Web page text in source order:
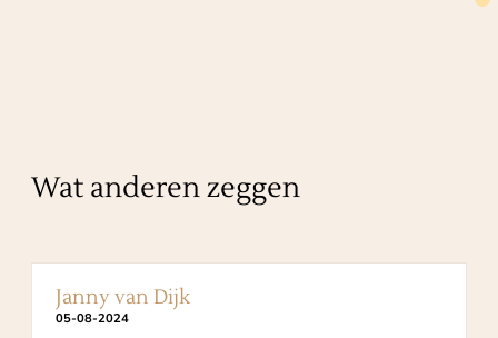
Wat anderen zeggen
Janny van Dijk
05-08-2024